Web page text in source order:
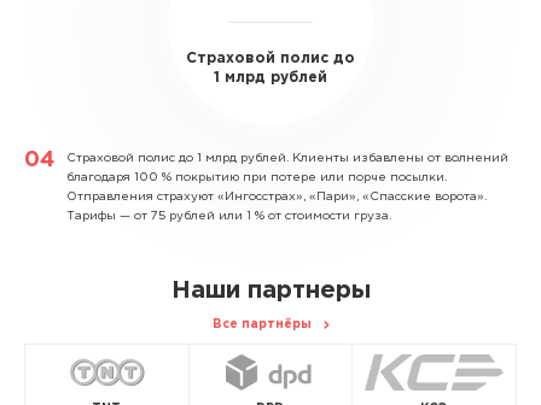
Страховой полис до
1 млрд рублей
Страховой полис до 1 млрд рублей. Клиенты избавлены от волнений
благодаря 100 % покрытию при потере или порче посылки.
Отправления страхуют «Ингосстрах», «Пари», «Спасские ворота».
Тарифы — от 75 рублей или 1 % от стоимости груза.
Наши партнеры
Все партнёры